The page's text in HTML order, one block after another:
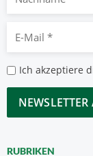
Mail
*
*
Ich akzeptiere
CAPTCHA
RUBRIKEN